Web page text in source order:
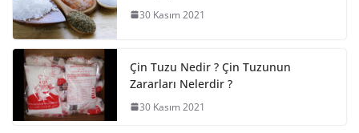
30 Kasım 2021
Çin Tuzu Nedir ? Çin Tuzunun
Zararları Nelerdir ?
30 Kasım 2021